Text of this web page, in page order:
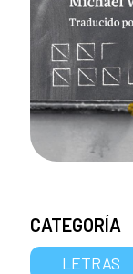
CATEGORÍA
LETRAS